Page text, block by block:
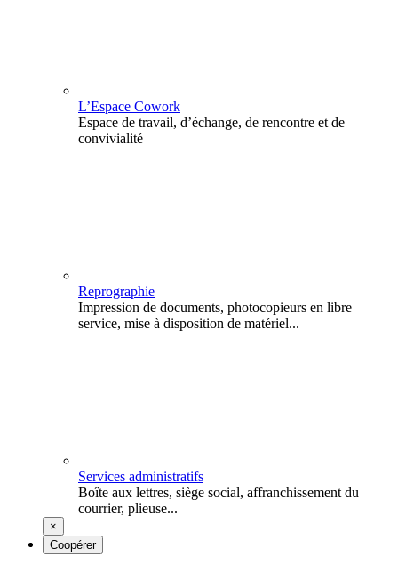
L’Espace Cowork
Espace de travail, d’échange, de rencontre et de
convivialité
Reprographie
Impression de documents, photocopieurs en libre
service, mise à disposition de matériel...
Services administratifs
Boîte aux lettres, siège social, affranchissement du
courrier, plieuse...
×
Coopérer